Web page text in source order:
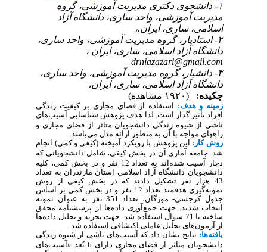
۱- دانشجوی دکتری مدیریت آموزشی، گروه
مدیریت آموزشی، واحد ساری، دانشگاه آزاد
اسلامی، ساری، ایران.،
۲- استادیار، گروه مدیریت آموزشی، واحد ساری،
دانشگاه آزاد اسلامی، ساری، ایران ،
drniazazari@gmail.com
۳- دانشیار، گروه مدیریت آموزشی، واحد ساری،
دانشگاه آزاد اسلامی، ساری، ایران،
چکیده:
زمینه و هدف:استفاده از فضای مجازی بر کیفیت زندگی
افراد تأثیر گذار است. لذا هدف پژوهش شناساییآسیب‌های
ناشی از شیوه زندگی دانشجویان متاثر از فضای مجازی و
راههای مواجه با آنبه منظور ارائه مدلمی‌باشد.
روش کار: این پژوهش با رویکرد آمیخته (کیفی و کمی) انجام
شد. جامعه آماری آن در بخش کیفی، شامل دانشجویانی که
دچار آسیب شده‌اندبه تعداد 12 نفر و در بخش کمی،
کلیه
دانشجویان دانشگاه آزاد اسلامیاستان مازندرانبه تعداد
43 هزار نفر
تشکیل دادند که در بخش کیفی از روش
نمونه‌گیری هدفمند تعداد 12 نفر و در بخش کمی بر اساس
جدول کرجسی- مورگان
، تعداد 351 نفر به عنوان نمونه
انتخاب شدند. جهت جمع‌آوری داده‌ها از پرسشنامه محقق
ساخته با 71 سوال استفاده شد. جهت تجزیه و تحلیل داده‌ها
از آزمون‌های تحلیل عاملی اکتشافی استفاده شد.
یافته‌ها: نتایج نشان داد کهآسیب‌های ناشی از شیوه زندگی
دانشجویان متاثر از فضای مجازیدارای 6 بُعد «
آسیب‌های